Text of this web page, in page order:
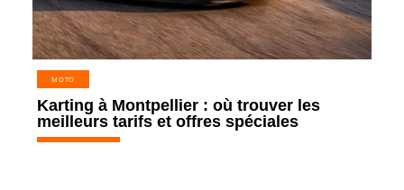
MOTO
Karting à Montpellier : où trouver les
meilleurs tarifs et offres spéciales